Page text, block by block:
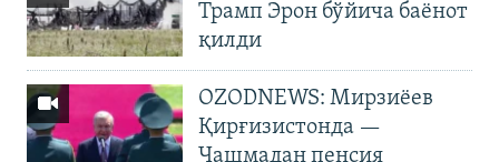
Трамп Эрон бўйича баёнот
қилди
OZODNEWS: Мирзиёев
Қирғизистонда —
Чашмадан пенсия